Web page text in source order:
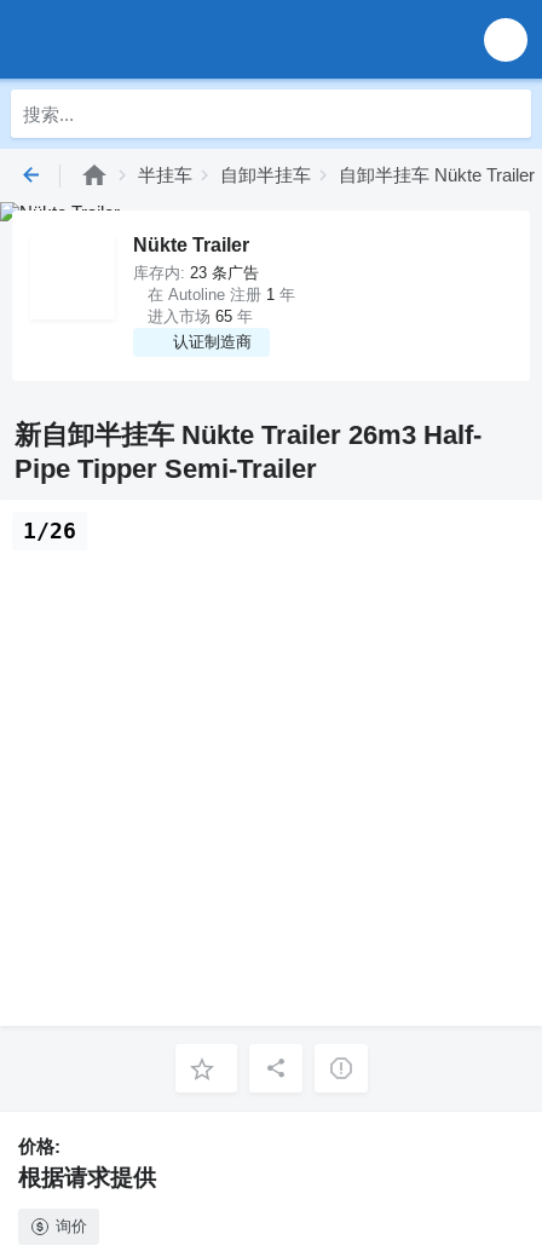
半挂车 自卸半挂车 自卸半挂车 Nükte Trailer
Nükte Trailer
认证制造商
库存内: 23 条广告
在 Autoline 注册 1 年
进入市场 65 年
新自卸半挂车 Nükte Trailer 26m3 Half-
Pipe Tipper Semi-Trailer
1/26
价格:
根据请求提供
询价